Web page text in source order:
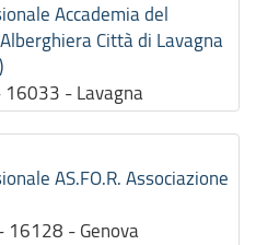
Accademia del
Città di Lavagna
16033 - Lavagna
AS.FO.R. Associazione
16128 - Genova